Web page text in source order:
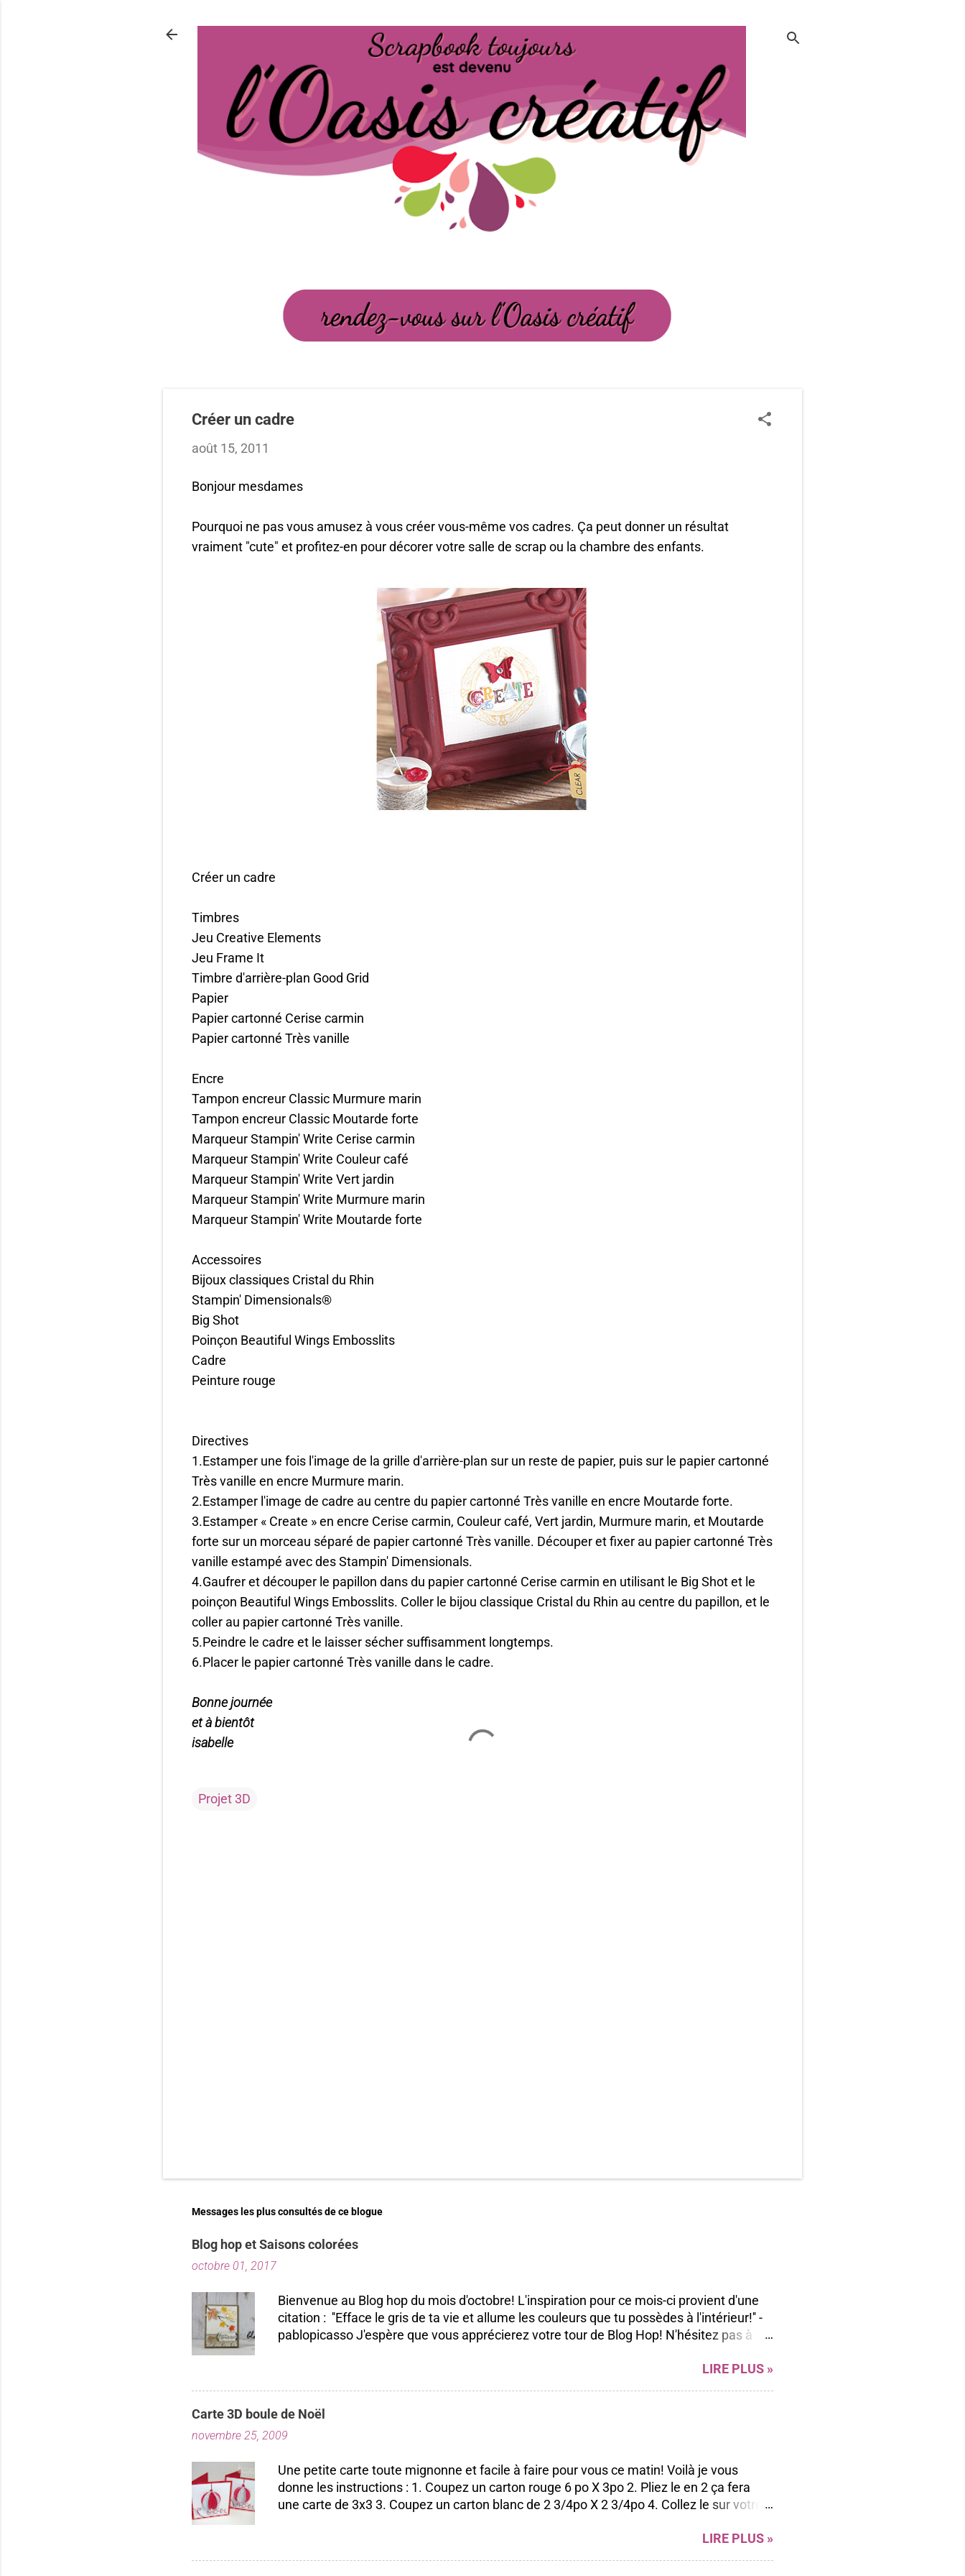
Créer un cadre
août 15, 2011
Bonjour mesdames
Pourquoi ne pas vous amusez à vous créer vous-même vos cadres. Ça peut donner un résultat
vraiment "cute" et profitez-en pour décorer votre salle de scrap ou la chambre des enfants.
Créer un cadre
Timbres
Jeu Creative Elements
Jeu Frame It
Timbre d'arrière-plan Good Grid
Papier
Papier cartonné Cerise carmin
Papier cartonné Très vanille
Encre
Tampon encreur Classic Murmure marin
Tampon encreur Classic Moutarde forte
Marqueur Stampin' Write Cerise carmin
Marqueur Stampin' Write Couleur café
Marqueur Stampin' Write Vert jardin
Marqueur Stampin' Write Murmure marin
Marqueur Stampin' Write Moutarde forte
Accessoires
Bijoux classiques Cristal du Rhin
Stampin' Dimensionals®
Big Shot
Poinçon Beautiful Wings Embosslits
Cadre
Peinture rouge
Directives
1.Estamper une fois l'image de la grille d'arrière-plan sur un reste de papier, puis sur le papier cartonné
Très vanille en encre Murmure marin.
2.Estamper l'image de cadre au centre du papier cartonné Très vanille en encre Moutarde forte.
3.Estamper « Create » en encre Cerise carmin, Couleur café, Vert jardin, Murmure marin, et Moutarde
forte sur un morceau séparé de papier cartonné Très vanille. Découper et fixer au papier cartonné Très
vanille estampé avec des Stampin' Dimensionals.
4.Gaufrer et découper le papillon dans du papier cartonné Cerise carmin en utilisant le Big Shot et le
poinçon Beautiful Wings Embosslits. Coller le bijou classique Cristal du Rhin au centre du papillon, et le
coller au papier cartonné Très vanille.
5.Peindre le cadre et le laisser sécher suffisamment longtemps.
6.Placer le papier cartonné Très vanille dans le cadre.
Bonne journée
et à bientôt
isabelle
Projet 3D
Messages les plus consultés de ce blogue
Blog hop et Saisons colorées
octobre 01, 2017
Bienvenue au Blog hop du mois d'octobre! L'inspiration pour ce mois-ci provient d'une
citation : ''Efface le gris de ta vie et allume les couleurs que tu possèdes à l'intérieur!'' -
pablopicasso J'espère que vous apprécierez votre tour de Blog Hop! N'hésitez pas à
toutes! J'ai utilisé le SUPERBE lot Saisons colorées, je l'aime par sa polyvalence et sa
durabilité. Pourquoi? Parce que nous pouvons l'utiliser tout au long de l'année peu
plusieurs occasions. Lot Saisons Colorées N'oubliez surtout pas d'aller voir les beaux
projets de mes compagnes démonstratrices : France Labrecque Marika Lemay Anne
LIRE PLUS »
Carte 3D boule de Noël
novembre 25, 2009
Une petite carte toute mignonne et facile à faire pour vous ce matin! Voilà je vous
donne les instructions : 1. Coupez un carton rouge 6 po X 3po 2. Pliez le en 2 ça fera
une carte de 3x3 3. Coupez un carton blanc de 2 3/4po X 2 3/4po 4. Collez le sur votre
poinçon 1 3/8 po) dans du papier à motif de Noël (parfait pour les retailles) mais vous
pouvez prendre n'importe lequel du moment que ça entre sur votre carte (vous pouvez
LIRE PLUS »